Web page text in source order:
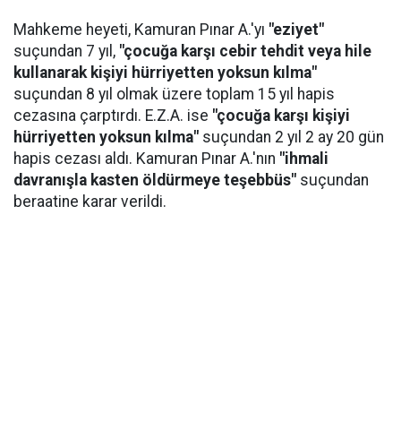
Mahkeme heyeti, Kamuran Pınar A.'yı "eziyet"
suçundan 7 yıl, "çocuğa karşı cebir tehdit veya hile
kullanarak kişiyi hürriyetten yoksun kılma"
suçundan 8 yıl olmak üzere toplam 15 yıl hapis
cezasına çarptırdı. E.Z.A. ise "çocuğa karşı kişiyi
hürriyetten yoksun kılma" suçundan 2 yıl 2 ay 20 gün
hapis cezası aldı. Kamuran Pınar A.'nın "ihmali
davranışla kasten öldürmeye teşebbüs" suçundan
beraatine karar verildi.